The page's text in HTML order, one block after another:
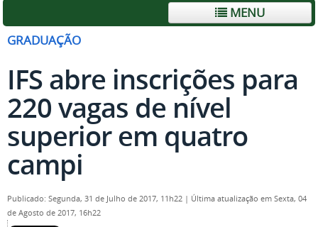
MENU
GRADUAÇÃO
IFS abre inscrições para
220 vagas de nível
superior em quatro
campi
Publicado: Segunda, 31 de Julho de 2017, 11h22 | Última atualização em Sexta, 04
de Agosto de 2017, 16h22